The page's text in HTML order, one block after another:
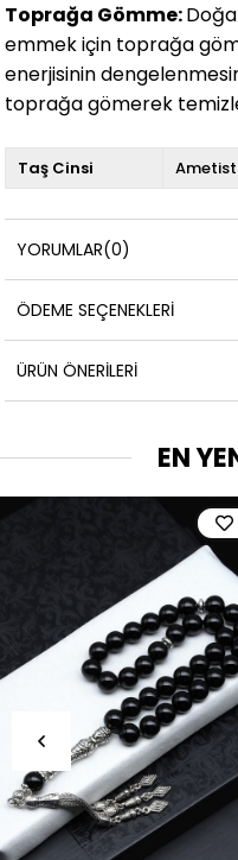
Toprağa Gömme:
emmek için toprağa
enerjisinin
toprağa gömerek
Taş Cinsi Ametist
YORUMLAR(0)
ÖDEME SEÇENEKLERI
ÜRÜN ÖNERILERI
EN